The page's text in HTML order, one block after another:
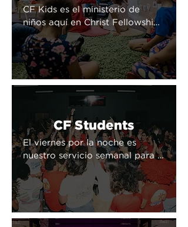
CF Kids es el ministerio de
niños aquí en Christ Fellowship
desde bebés hasta el quinto
grado. Cada fin de semana, los
niños se sumergen
profundamente en la Palabra
de Dios en un ambiente
divertido y dinámico mientras
son atendidos por un equipo de
voluntarios amorosos.
CF Students
El viernes por la noche es
nuestro servicio semanal para
estudiantes de 6th a 12th grado.
Nuestro objetivo es crear una
experiencia en la que los
jóvenes puedan encontrar a
Cristo y crecer en su relación